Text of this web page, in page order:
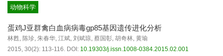
动物科学
蛋鸡J亚群禽白血病病毒gp85基因遗传进化分析
林甦, 陈珍, 朱春华, 江斌, 刘斌琼, 蔡国彰, 胡奇林, 黄瑜
2015, 30(2): 113-116. DOI: 10.19303/j.issn.1008-0384.2015.02.001